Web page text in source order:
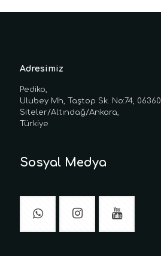
Adresimiz
Pediko,
Ulubey Mh, Taştop Sk. No:74, 06360
Siteler/Altındağ/Ankara,
Türkiye
Sosyal Medya